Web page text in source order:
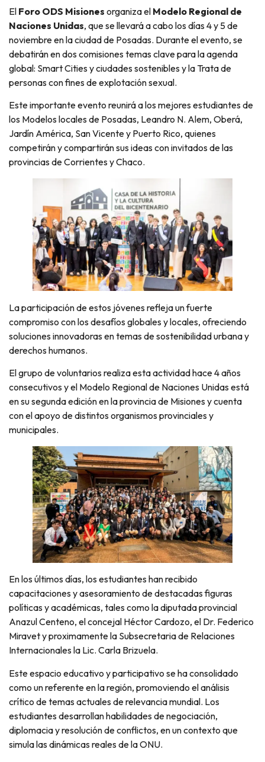
El Foro ODS Misiones organiza el Modelo Regional de
Naciones Unidas, que se llevará a cabo los días 4 y 5 de
noviembre en la ciudad de Posadas. Durante el evento, se
debatirán en dos comisiones temas clave para la agenda
global: Smart Cities y ciudades sostenibles y la Trata de
personas con fines de explotación sexual.
Este importante evento reunirá a los mejores estudiantes de
los Modelos locales de Posadas, Leandro N. Alem, Oberá,
Jardín América, San Vicente y Puerto Rico, quienes
competirán y compartirán sus ideas con invitados de las
provincias de Corrientes y Chaco.
La participación de estos jóvenes refleja un fuerte
compromiso con los desafíos globales y locales, ofreciendo
soluciones innovadoras en temas de sostenibilidad urbana y
derechos humanos.
El grupo de voluntarios realiza esta actividad hace 4 años
consecutivos y el Modelo Regional de Naciones Unidas está
en su segunda edición en la provincia de Misiones y cuenta
con el apoyo de distintos organismos provinciales y
municipales.
En los últimos días, los estudiantes han recibido
capacitaciones y asesoramiento de destacadas figuras
políticas y académicas, tales como la diputada provincial
Anazul Centeno, el concejal Héctor Cardozo, el Dr. Federico
Miravet y proximamente la Subsecretaria de Relaciones
Internacionales la Lic. Carla Brizuela.
Este espacio educativo y participativo se ha consolidado
como un referente en la región, promoviendo el análisis
crítico de temas actuales de relevancia mundial. Los
estudiantes desarrollan habilidades de negociación,
diplomacia y resolución de conflictos, en un contexto que
simula las dinámicas reales de la ONU.